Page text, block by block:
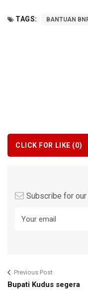
TAGS: BANTUAN
CLICK FOR LIKE (0)
Subscribe for
Previous Post
Bupati Kudus segera